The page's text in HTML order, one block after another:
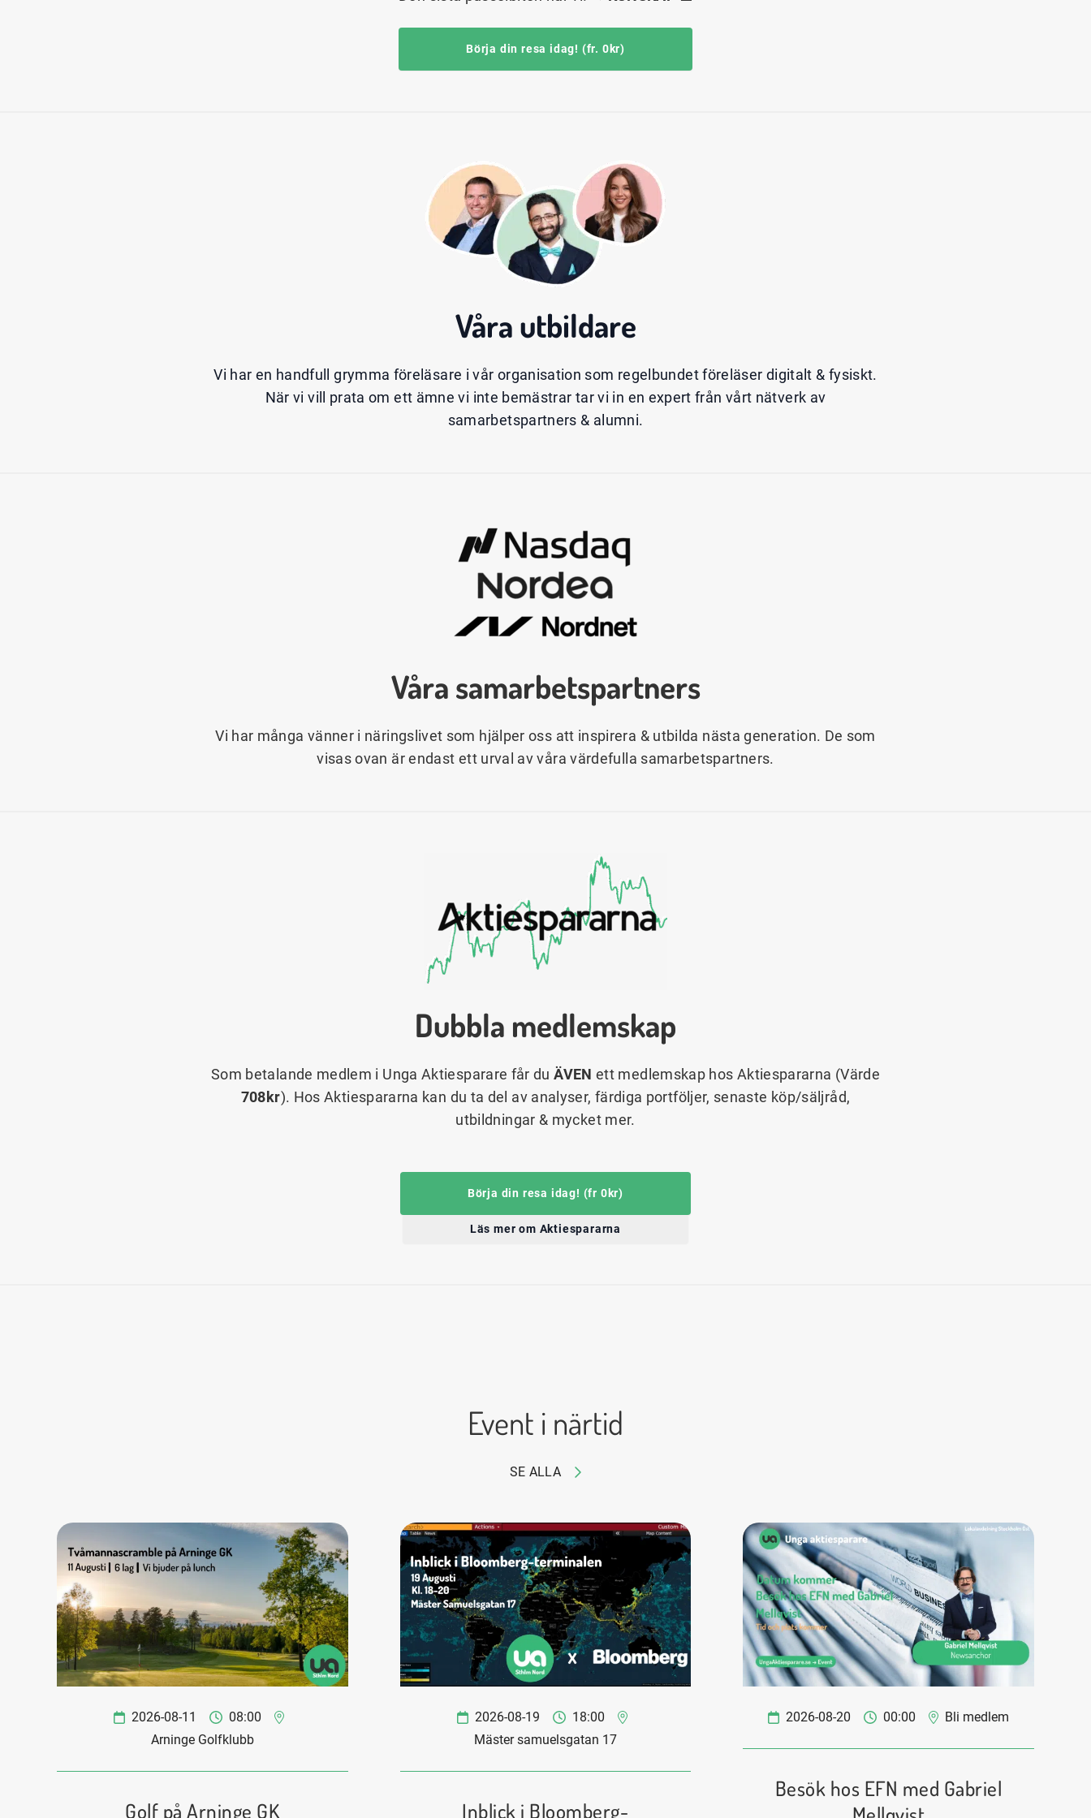
Börja din resa idag! (fr. 0kr)
Våra utbildare
Vi har en handfull grymma föreläsare i vår organisation som regelbundet föreläser digitalt & fysiskt.
När vi vill prata om ett ämne vi inte bemästrar tar vi in en expert från vårt nätverk av
samarbetspartners & alumni.
Våra samarbetspartners
Vi har många vänner i näringslivet som hjälper oss att inspirera & utbilda nästa generation. De som
visas ovan är endast ett urval av våra värdefulla samarbetspartners.
Dubbla medlemskap
Som betalande medlem i Unga Aktiesparare får duÄVEN ett medlemskap hos Aktiespararna (Värde
708kr). Hos Aktiespararna kan du ta del av analyser, färdiga portföljer, senaste köp/säljråd,
utbildningar & mycket mer.
Börja din resa idag! (fr 0kr)
Läs mer om Aktiespararna
Event i närtid
SE ALLA
2026-08-11
08:00
Arninge Golfklubb
Golf på Arninge GK
2026-08-19
18:00
Mäster samuelsgatan 17
Inblick i Bloomberg-
2026-08-20 00:00 Bli medlem
Besök hos EFN med Gabriel